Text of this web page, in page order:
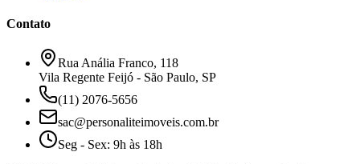
Contato
Rua Anália Franco, 118
Vila Regente Feijó - São Paulo, SP
(11) 2076-5656
sac@personaliteimoveis.com.br
Seg - Sex: 9h às 18h